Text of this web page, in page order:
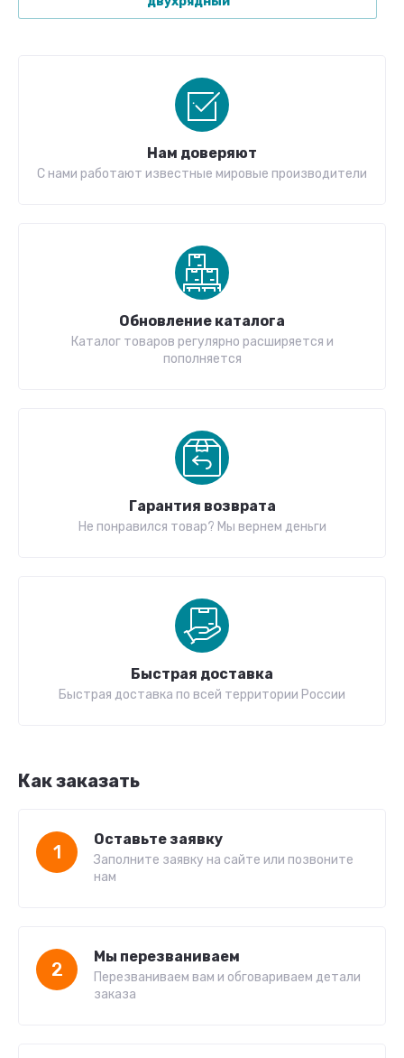
Нам доверяют
С нами работают известные мировые производители
Обновление каталога
Каталог товаров регулярно расширяется и
пополняется
Гарантия возврата
Не понравился товар? Мы вернем деньги
Быстрая доставка
Быстрая доставка по всей территории России
Как заказать
1
Оставьте заявку
Заполните заявку на сайте или позвоните
нам
2
Мы перезваниваем
Перезваниваем вам и обговариваем детали
заказа